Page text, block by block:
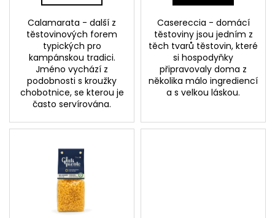
Calamarata - další z
těstovinových forem
typických pro
kampánskou tradici.
Jméno vychází z
podobnosti s kroužky
chobotnice, se kterou je
často servírována.
Casereccia - domácí
těstoviny jsou jedním z
těch tvarů těstovin, které
si hospodyňky
připravovaly doma z
několika málo ingrediencí
a s velkou láskou.